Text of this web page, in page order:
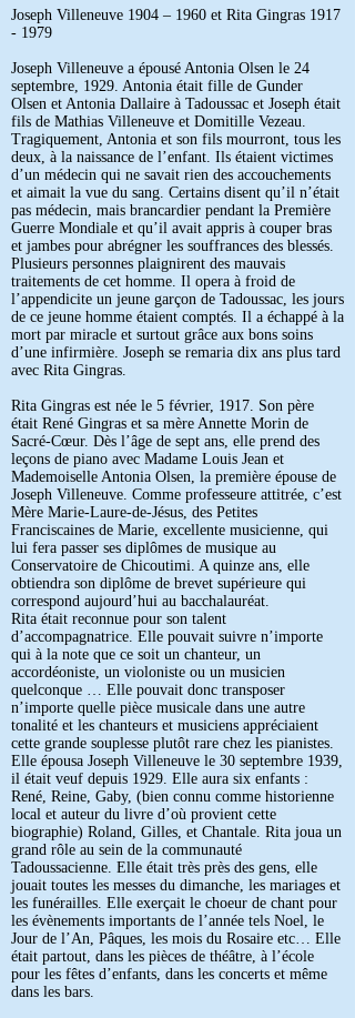
Joseph Villeneuve 1904 – 1960 et Rita Gingras 1917
- 1979
Joseph Villeneuve a épousé Antonia Olsen le 24
septembre, 1929. Antonia était fille de Gunder
Olsen et Antonia Dallaire à Tadoussac et Joseph était
fils de Mathias Villeneuve et Domitille Vezeau.
Tragiquement, Antonia et son fils mourront, tous les
deux, à la naissance de l’enfant. Ils étaient victimes
d’un médecin qui ne savait rien des accouchements
et aimait la vue du sang. Certains disent qu’il n’était
pas médecin, mais brancardier pendant la Première
Guerre Mondiale et qu’il avait appris à couper bras
et jambes pour abrégner les souffrances des blessés.
Plusieurs personnes plaignirent des mauvais
traitements de cet homme. Il opera à froid de
l’appendicite un jeune garçon de Tadoussac, les jours
de ce jeune homme étaient comptés. Il a échappé à la
mort par miracle et surtout grâce aux bons soins
d’une infirmière. Joseph se remaria dix ans plus tard
avec Rita Gingras.
Rita Gingras est née le 5 février, 1917. Son père
était René Gingras et sa mère Annette Morin de
Sacré-Cœur. Dès l’âge de sept ans, elle prend des
leçons de piano avec Madame Louis Jean et
Mademoiselle Antonia Olsen, la première épouse de
Joseph Villeneuve. Comme professeure attitrée, c’est
Mère Marie-Laure-de-Jésus, des Petites
Franciscaines de Marie, excellente musicienne, qui
lui fera passer ses diplômes de musique au
Conservatoire de Chicoutimi. A quinze ans, elle
obtiendra son diplôme de brevet supérieure qui
correspond aujourd’hui au bacchalauréat.
Rita était reconnue pour son talent
d’accompagnatrice. Elle pouvait suivre n’importe
qui à la note que ce soit un chanteur, un
accordéoniste, un violoniste ou un musicien
quelconque … Elle pouvait donc transposer
n’importe quelle pièce musicale dans une autre
tonalité et les chanteurs et musiciens appréciaient
cette grande souplesse plutôt rare chez les pianistes.
Elle épousa Joseph Villeneuve le 30 septembre 1939,
il était veuf depuis 1929. Elle aura six enfants :
René, Reine, Gaby, (bien connu comme historienne
local et auteur du livre d’où provient cette
biographie) Roland, Gilles, et Chantale. Rita joua un
grand rôle au sein de la communauté
Tadoussacienne. Elle était très près des gens, elle
jouait toutes les messes du dimanche, les mariages et
les funérailles. Elle exerçait le choeur de chant pour
les évènements importants de l’année tels Noel, le
Jour de l’An, Pâques, les mois du Rosaire etc… Elle
était partout, dans les pièces de théâtre, à l’école
pour les fêtes d’enfants, dans les concerts et même
dans les bars.